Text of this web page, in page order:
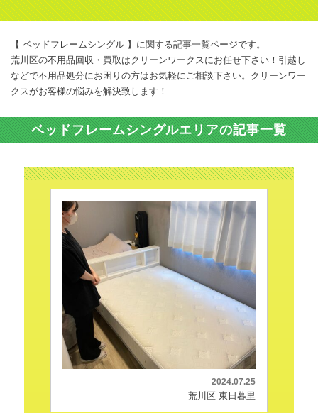
【 ベッドフレームシングル 】に関する記事一覧ページです。
荒川区の不用品回収・買取はクリーンワークスにお任せ下さい！引越し
などで不用品処分にお困りの方はお気軽にご相談下さい。クリーンワー
クスがお客様の悩みを解決致します！
ベッドフレームシングルエリアの記事一覧
2024.07.25
荒川区 東日暮里